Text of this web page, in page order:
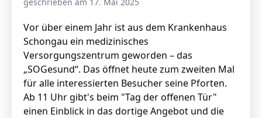
Vor über einem Jahr ist aus dem Krankenhaus
Schongau ein medizinisches
Versorgungszentrum geworden – das
„SOGesund“. Das öffnet heute zum zweiten Mal
für alle interessierten Besucher seine Pforten.
Ab 11 Uhr gibt's beim "Tag der offenen Tür"
einen Einblick in das dortige Angebot und die